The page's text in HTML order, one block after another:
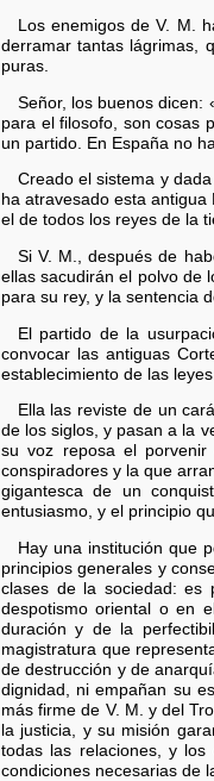
Los enemigos de V. M.
derramar tantas lágrimas,
puras.
Señor, los buenos dicen:
para el filosofo, son cosas
un partido. En España no
Creado el sistema y
ha atravesado esta
el de todos los reyes de la
Si V. M., después de
ellas sacudirán el polvo de
para su rey, y la sentencia
El partido de la
convocar las antiguas
establecimiento de las
Ella las reviste de un
de los siglos, y pasan a la
su voz reposa el
conspiradores y la que
gigantesca de un
entusiasmo, y el principio
Hay una institución que
principios generales y
clases de la sociedad: es
despotismo oriental o en
duración y de la
magistratura que
de destrucción y de
dignidad, ni empañan su
más firme de V. M. y del
la justicia, y su misión
todas las relaciones, y los
condiciones necesarias de